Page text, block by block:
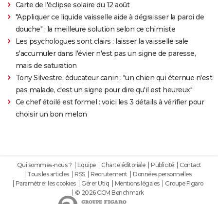
Carte de l'éclipse solaire du 12 août
"Appliquer ce liquide vaisselle aide à dégraisser la paroi de
douche" : la meilleure solution selon ce chimiste
Les psychologues sont clairs : laisser la vaisselle sale
s'accumuler dans l'évier n'est pas un signe de paresse,
mais de saturation
Tony Silvestre, éducateur canin : "un chien qui éternue n'est
pas malade, c'est un signe pour dire qu'il est heureux"
Ce chef étoilé est formel : voici les 3 détails à vérifier pour
choisir un bon melon
Qui sommes-nous ? Equipe Charte éditoriale Publicité
Contact
Tous les articles
RSS Recrutement
Données personnelles
Paramétrer les cookies
Gérer Utiq Mentions légales
Groupe Figaro
© 2026 CCM Benchmark